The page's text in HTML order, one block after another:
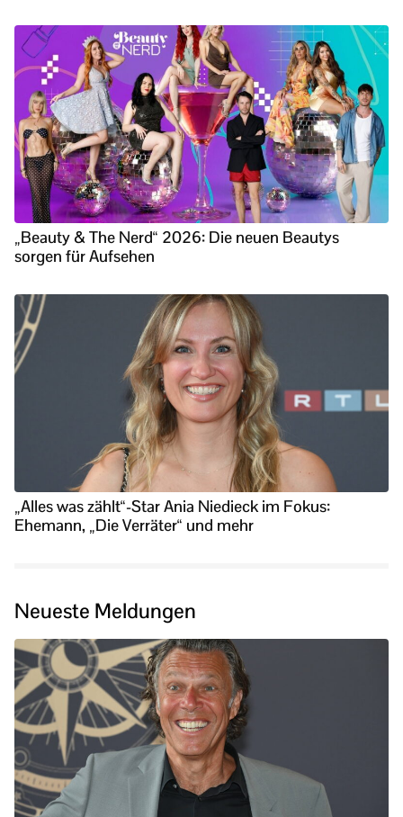
„Beauty & The Nerd“ 2026: Die neuen Beautys
sorgen für Aufsehen
„Alles was zählt“-Star Ania Niedieck im Fokus:
Ehemann, „Die Verräter“ und mehr
Neueste Meldungen